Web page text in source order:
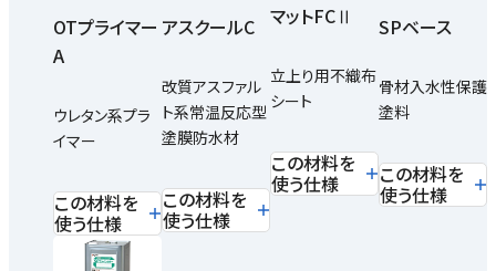
OTプライマー
A
ウレタン系プラ
イマー
この材料を
使う仕様
アスクールC
改質アスファル
ト系常温反応型
塗膜防水材
この材料を
使う仕様
マットFCⅡ
立上り用不織布
シート
この材料を
使う仕様
SPベース
骨材入水性保護
塗料
この材料を
使う仕様